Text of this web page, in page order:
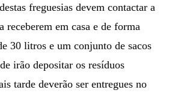
freguesias devem contactar a
receberem em casa e de forma
30 litros e um conjunto de sacos
irão depositar os resíduos
tarde deverão ser entregues no